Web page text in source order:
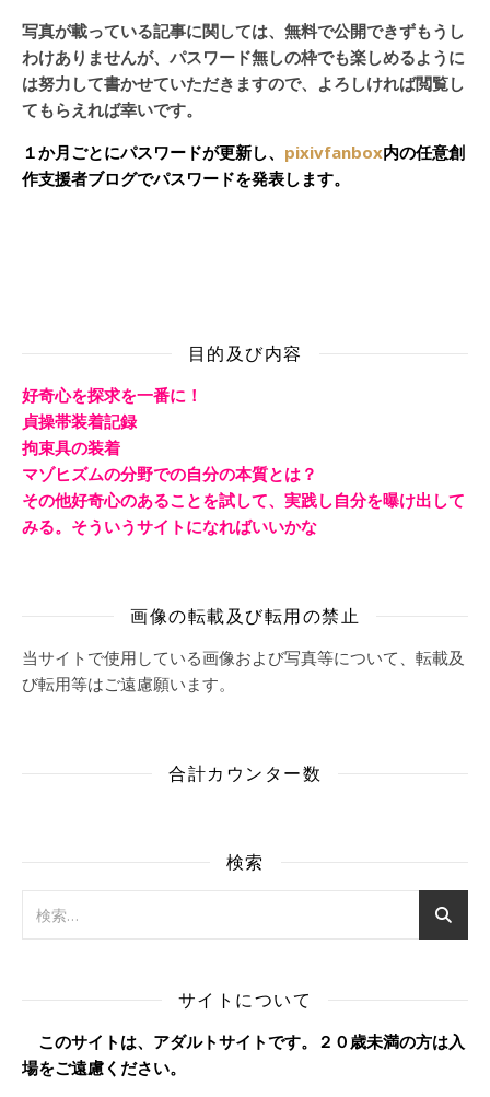
写真が載っている記事に関しては、無料で公開できずもうし
わけありませんが、パスワード無しの枠でも楽しめるように
は努力して書かせていただきますので、よろしければ閲覧し
てもらえれば幸いです。
１か月ごとにパスワードが更新し、 pixivfanbox内の任意創
作支援者ブログでパスワードを発表します。
目的及び内容
好奇心を探求を一番に！
貞操帯装着記録
拘束具の装着
マゾヒズムの分野での自分の本質とは？
その他好奇心のあることを試して、実践し自分を曝け出して
みる。そういうサイトになればいいかな
画像の転載及び転用の禁止
当サイトで使用している画像および写真等について、転載及
び転用等はご遠慮願います。
合計カウンター数
検索
サイトについて
このサイトは、アダルトサイトです。２０歳未満の方は入
場をご遠慮ください。